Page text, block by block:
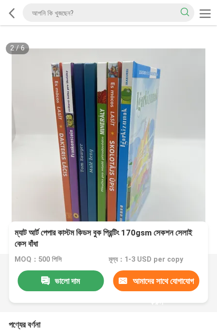
2/6
ম্যাট আর্ট পেপার কাস্টম কিডস বুক প্রিন্টিং 170gsm সেকশন সেলাই
কেস বাঁধা
MOQ：500 পিসি মূল্য：1-3 USD per copy
ভালো দাম আমাদের সাথে যোগাযোগ
করুন
পণ্যের বর্ণনা